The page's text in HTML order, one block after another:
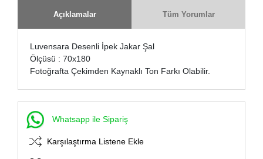
Açıklamalar Tüm Yorumlar
Luvensara Desenli İpek Jakar Şal
Ölçüsü : 70x180
Fotoğrafta Çekimden Kaynaklı Ton Farkı Olabilir.
Whatsapp ile Sipariş
Karşılaştırma Listene Ekle